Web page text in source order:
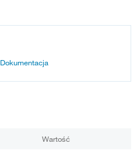
Dokumentacja
Wartość